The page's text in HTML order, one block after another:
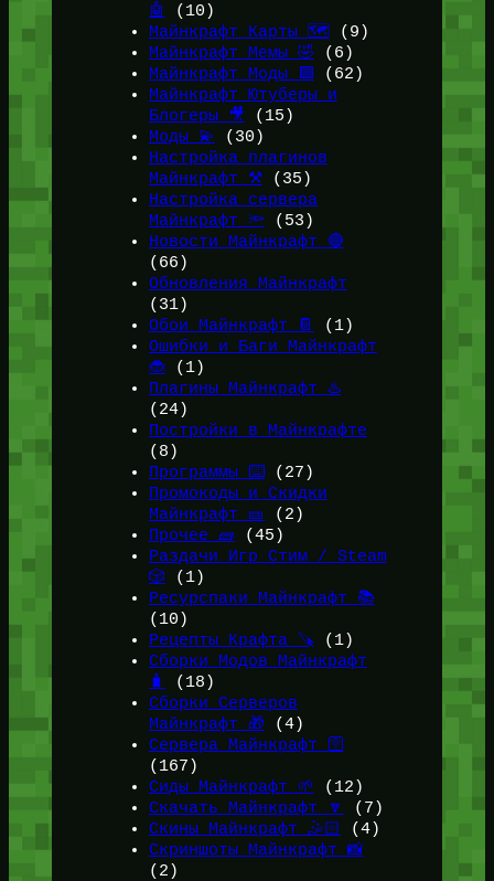
🤖
(10)
Майнкрафт Карты 🗺️ (9)
Майнкрафт Мемы 🤣 (6)
Майнкрафт Моды 🟩
(62)
Майнкрафт Ютуберы и
Блогеры 🎥
(15)
Моды 💫
(30)
Настройка плагинов
Майнкрафт ⚒️(35)
Настройка сервера
Майнкрафт 🔦 (53)
Новости Майнкрафт 🔴
(66)
Обновления Майнкрафт
(31)
Обои Майнкрафт 📔
(1)
Ошибки и Баги Майнкрафт
🐞(1)
Плагины Майнкрафт ♨️
(24)
Постройки в Майнкрафте
(8)
Программы ⌨️ (27)
Промокоды и Скидки
Майнкрафт 🎫
(2)
Прочее 🧱 (45)
Раздачи Игр Стим / Steam
🎲 (1)
Ресурспаки Майнкрафт 📚
(10)
Рецепты Крафта 🪚 (1)
Сборки Модов Майнкрафт
🧳
(18)
Сборки Серверов
Майнкрафт 🎁 (4)
Сервера Майнкрафт 🛜
(167)
Сиды Майнкрафт 🌱
(12)
Скачать Майнкрафт 🔽
(7)
Скины Майнкрафт 🤹🏻
(4)
Скриншоты Майнкрафт 📸
(2)